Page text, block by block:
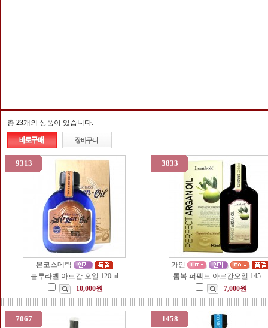
총 23개의 상품이 있습니다.
9313
본코스메틱
블루라벨 아르간 오일 120ml
10,000원
3833
가인
롬복 퍼펙트 아르간오일 145…
7,000원
7067 1458